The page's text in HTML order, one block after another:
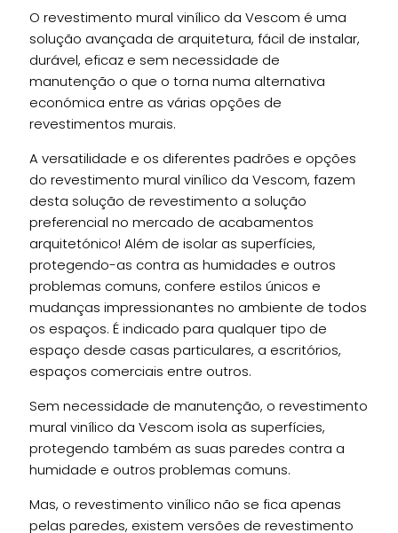
O revestimento mural vinílico da Vescom é uma
solução avançada de arquitetura, fácil de instalar,
durável, eficaz e sem necessidade de
manutenção o que o torna numa alternativa
económica entre as várias opções de
revestimentos murais.
A versatilidade e os diferentes padrões e opções
do revestimento mural vinílico da Vescom, fazem
desta solução de revestimento a solução
preferencial no mercado de acabamentos
arquitetónico! Além de isolar as superfícies,
protegendo-as contra as humidades e outros
problemas comuns, confere estilos únicos e
mudanças impressionantes no ambiente de todos
os espaços. É indicado para qualquer tipo de
espaço desde casas particulares, a escritórios,
espaços comerciais entre outros.
Sem necessidade de manutenção, o revestimento
mural vinílico da Vescom isola as superfícies,
protegendo também as suas paredes contra a
humidade e outros problemas comuns.
Mas, o revestimento vinílico não se fica apenas
pelas paredes, existem versões de revestimento